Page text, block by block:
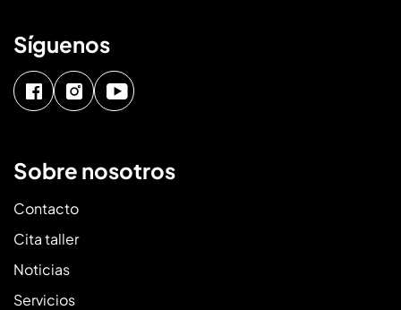
Síguenos
Sobre nosotros
Contacto
Cita taller
Noticias
Servicios